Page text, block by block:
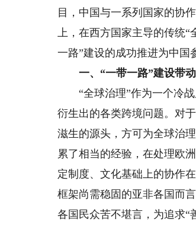
目，中国与一系列国家的协
上，在西方国家主导的传统“
一路”建设的成功推进为中国
一、“一带一路”建设带动
“全球治理”作为一个冷战
衍生出的各类跨境问题。对
滋生的源头，方可为全球治
累了相当的经验，在处理欧
定制度、文化基础上的协作
框架尚需稳固的亚非各国而
各国民众苦不堪言，为追求“